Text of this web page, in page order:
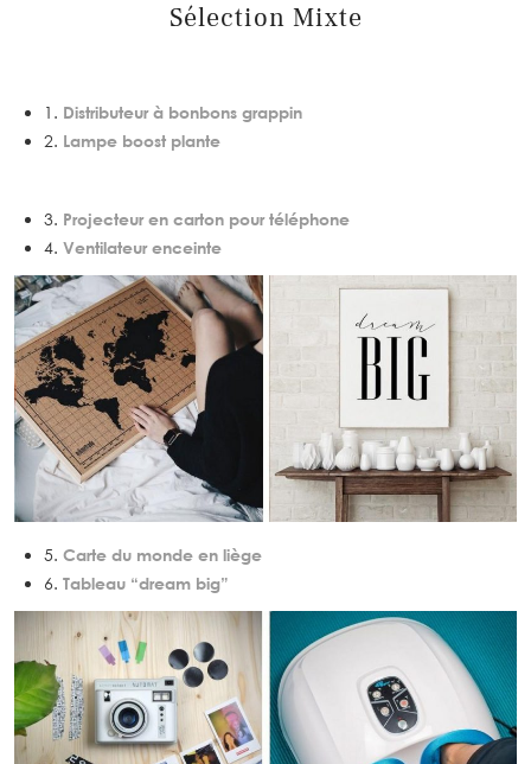
Sélection Mixte
1. Distributeur à bonbons grappin
2. Lampe boost plante
3. Projecteur en carton pour téléphone
4. Ventilateur enceinte
5. Carte du monde en liège
6. Tableau “dream big”